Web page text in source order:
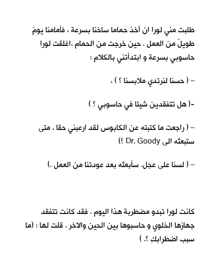
طلبت مني لورا ان آخذ حماما ساخنا بسرعة ، فأمامنا يومٌ
طويلٌ من العمل . حين خرجت من الحمام .اغلقت لورا
حاسوبي بسرعة و ابتدأتني بالكلام :
– ( حسنا لنرتدي ملابسنا ؟ ) ،
-( هل تتفقدين شيئا في حاسوبي ؟ )
– ( راجعت ما كتبته عن الكابوس لقد ارعبني حقا ، متى
ستبعثه الى Dr. Goody ؟)
– ( لسنا على عجل. سأبعثه بعد عودتنا من العمل .)
كانت لورا تبدو مضطربة هذا اليوم . فقد كانت تتفقد
جهازها الخلوي و حاسبوها بين الحين والاخر . قلت لها : (ما
سبب اضطرابكِ ؟. )